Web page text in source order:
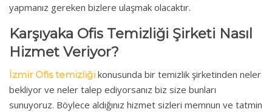
yapmanız gereken bizlere ulaşmak olacaktır.
Karşıyaka Ofis Temizliği Şirketi Nasıl
Hizmet Veriyor?
İzmir Ofis temizliği konusunda bir temizlik şirketinden neler
bekliyor ve neler talep ediyorsanız biz size bunları
sunuyoruz. Böylece aldığınız hizmet sizleri memnun ve tatmin